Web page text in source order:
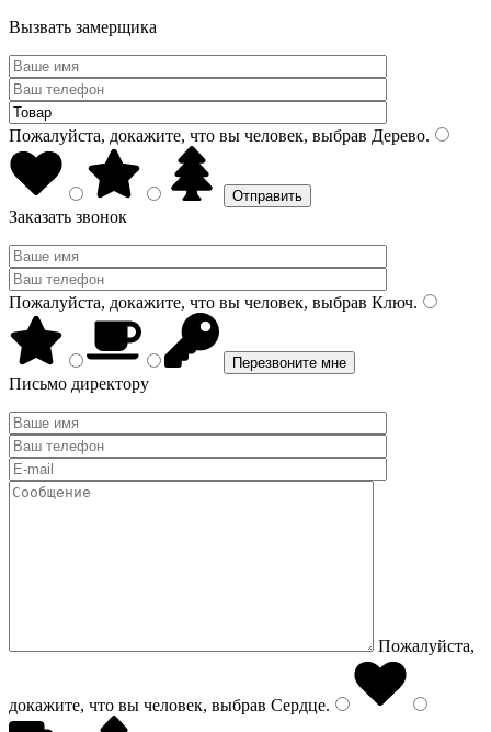
Вызвать замерщика
Пожалуйста, докажите, что вы человек, выбрав Дерево.
Заказать звонок
Пожалуйста, докажите, что вы человек, выбрав Ключ.
Письмо директору
Пожалуйста,
докажите, что вы человек, выбрав Сердце.